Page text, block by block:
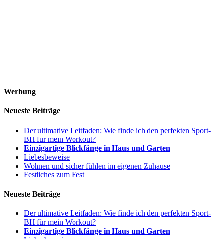
Werbung
Neueste Beiträge
Der ultimative Leitfaden: Wie finde ich den perfekten Sport-
BH für mein Workout?
Einzigartige Blickfänge in Haus und Garten
Liebesbeweise
Wohnen und sicher fühlen im eigenen Zuhause
Festliches zum Fest
Neueste Beiträge
Der ultimative Leitfaden: Wie finde ich den perfekten Sport-
BH für mein Workout?
Einzigartige Blickfänge in Haus und Garten